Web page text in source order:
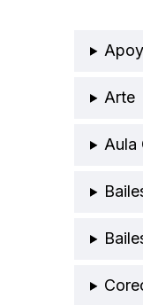
Arte
Aula